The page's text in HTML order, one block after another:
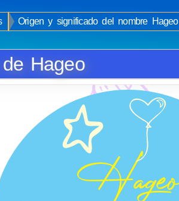
Origen y significado del nombre Hageo
Hageo